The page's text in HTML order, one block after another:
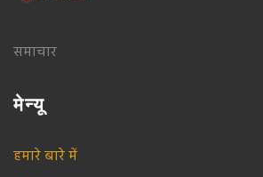
समाचार
मेन्यू
हमारे बारे में